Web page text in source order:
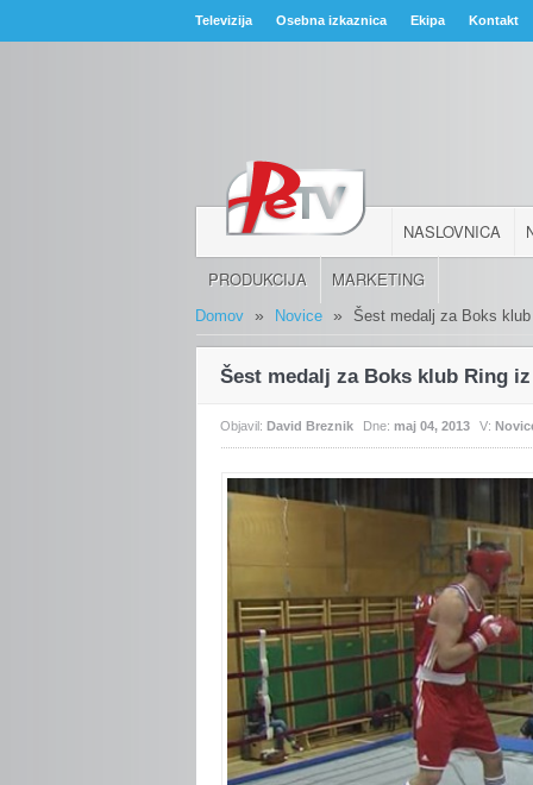
Televizija Osebna izkaznica Ekipa Kontakt
NASLOVNICA
PRODUKCIJA MARKETING
Domov » Novice » Šest medalj za Boks
Šest medalj za Boks klub Ring
Objavil:David Breznik Dne:maj 04, 2013 V: